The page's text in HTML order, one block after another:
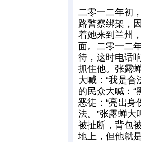
二零一二年初
路警察绑架，
着她来到兰州
面。二零一二
待，这时电话
抓住他。张露
大喊：“我是合
的民众大喊：“
恶徒：“亮出身
法。”张露蝉大
被扯断，背包
地上，但他就